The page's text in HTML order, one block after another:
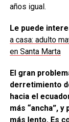
años igual.
Le puede
a casa: adulto
en Santa Marta
El gran
derretimiento
hacia el
más “ancha”,
más lento. Es